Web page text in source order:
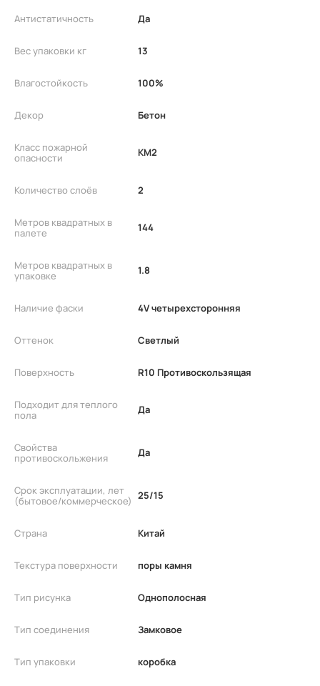
Антистатичность Да
Вес упаковки кг 13
Влагостойкость 100%
Декор Бетон
Класс пожарной
опасности
КМ2
Количество слоёв 2
Метров квадратных в
палете
144
Метров квадратных в
упаковке
1.8
Наличие фаски 4V четырехсторонняя
Оттенок Светлый
Поверхность R10 Противоскользящая
Подходит для теплого
пола
Да
Свойства
противоскольжения
Да
Срок эксплуатации, лет
(бытовое/коммерческое) 25/15
Страна Китай
Текстура поверхности поры камня
Тип рисунка Однополосная
Тип соединения Замковое
Тип упаковки коробка